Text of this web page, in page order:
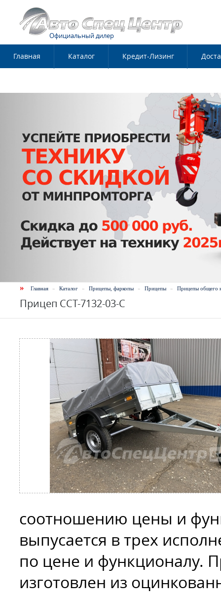
Официальный дилер
Главная Каталог Кредит-Лизинг
» Главная » Каталог » Прицепы, фаркопы » Прицепы » Прицепы общего
Прицеп ССТ-7132-03-С
соотношению цены и
выпусается в трех
по цене и функционалу.
изготовлен из